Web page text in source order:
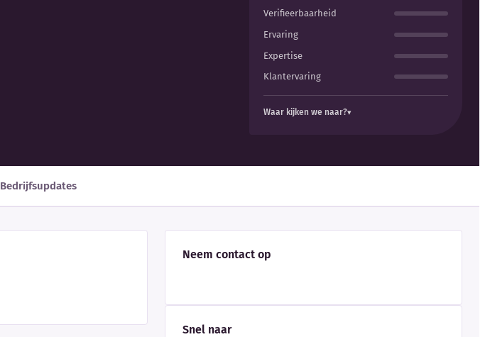
Verifieerbaarheid
Ervaring
Expertise
Klantervaring
Waar kijken we naar?
Bedrijfsupdates
Neem contact op
Snel naar